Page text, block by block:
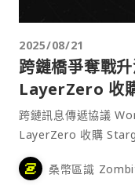
2025/08/21
跨鏈橋爭奪戰
LayerZero 收
跨鏈訊息傳遞協議
LayerZero 收購 Stargate
LayerZero⋯
桑幣區識